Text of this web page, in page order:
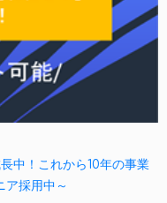
中！これから10年の事業
ア採用中～